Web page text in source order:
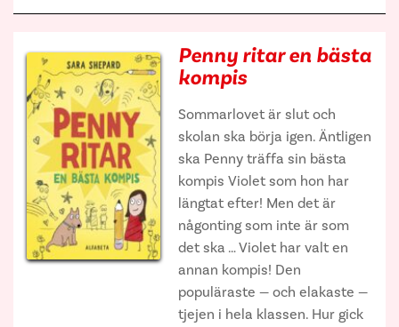
Penny ritar en bästa
kompis
Sommarlovet är slut och
skolan ska börja igen. Äntligen
ska Penny träffa sin bästa
kompis Violet som hon har
längtat efter! Men det är
någonting som inte är som
det ska … Violet har valt en
annan kompis! Den
populäraste — och elakaste —
tjejen i hela klassen. Hur gick